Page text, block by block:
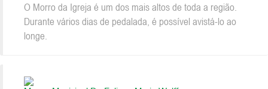
O Morro da Igreja é um dos mais altos de toda a região.
Durante vários dias de pedalada, é possível avistá-lo ao
longe.